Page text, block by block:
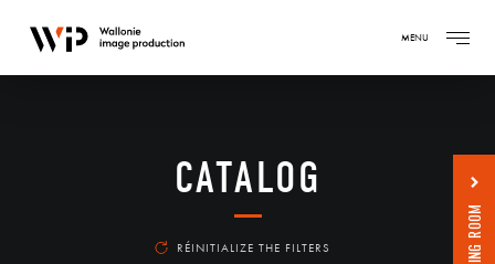
MENU
CATALOG
RÉINITIALIZE THE FILTERS